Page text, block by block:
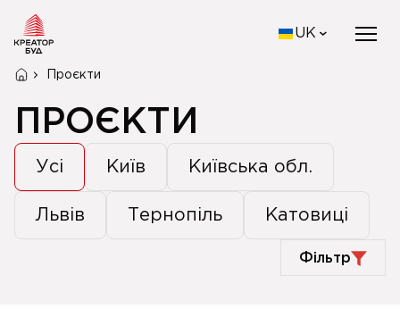
UK
Проєкти
ПРОЄКТИ
Фільтр
Усі Київ Київська обл.
Львів Тернопіль Катовиці